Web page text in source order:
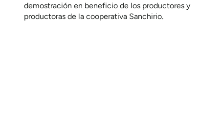
demostración en beneficio de los productores y
productoras de la cooperativa Sanchirio.